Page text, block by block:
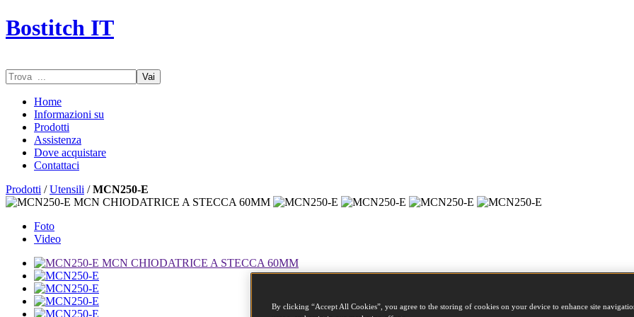
Bostitch IT
Vai
Home
Informazioni su
Prodotti
Assistenza
Dove acquistare
Contattaci
Prodotti /Utensili /MCN250-E
Foto
Video
By clicking “Accept All Cookies”, you agree to the storing of cookies on your device to enhance site